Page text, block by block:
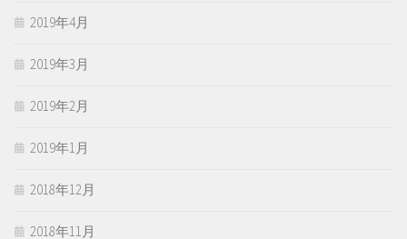
2019年4月
2019年3月
2019年2月
2019年1月
2018年12月
2018年11月